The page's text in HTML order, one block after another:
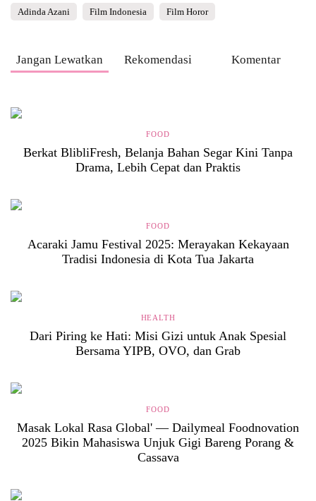
Adinda Azani Film Indonesia Film Horor
Jangan Lewatkan Rekomendasi Komentar
FOOD
Berkat BlibliFresh, Belanja Bahan Segar Kini Tanpa
Drama, Lebih Cepat dan Praktis
FOOD
Acaraki Jamu Festival 2025: Merayakan Kekayaan
Tradisi Indonesia di Kota Tua Jakarta
HEALTH
Dari Piring ke Hati: Misi Gizi untuk Anak Spesial
Bersama YIPB, OVO, dan Grab
FOOD
Masak Lokal Rasa Global' — Dailymeal Foodnovation
2025 Bikin Mahasiswa Unjuk Gigi Bareng Porang &
Cassava